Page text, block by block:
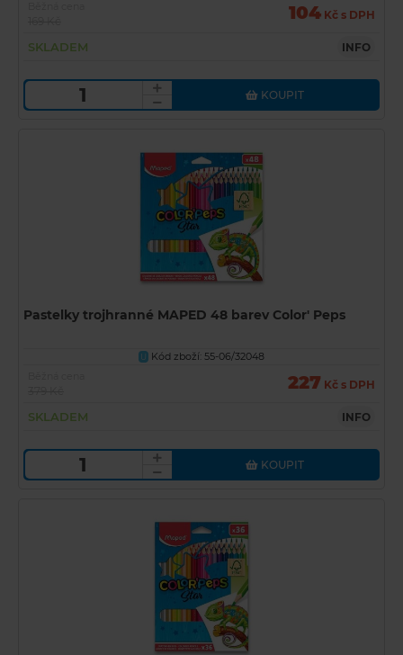
104 Kč s DPH
SKLADEM INFO
KOUPIT
Pastelky trojhranné MAPED 48 barev Color' Peps
U
Kód zboží: 55-06/32048
227 Kč s DPH
SKLADEM INFO
KOUPIT